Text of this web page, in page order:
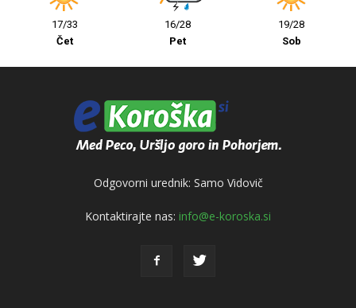
17/33
Čet
16/28
Pet
19/28
Sob
Odgovorni urednik: Samo Vidovič
Kontaktirajte nas: info@e-koroska.si